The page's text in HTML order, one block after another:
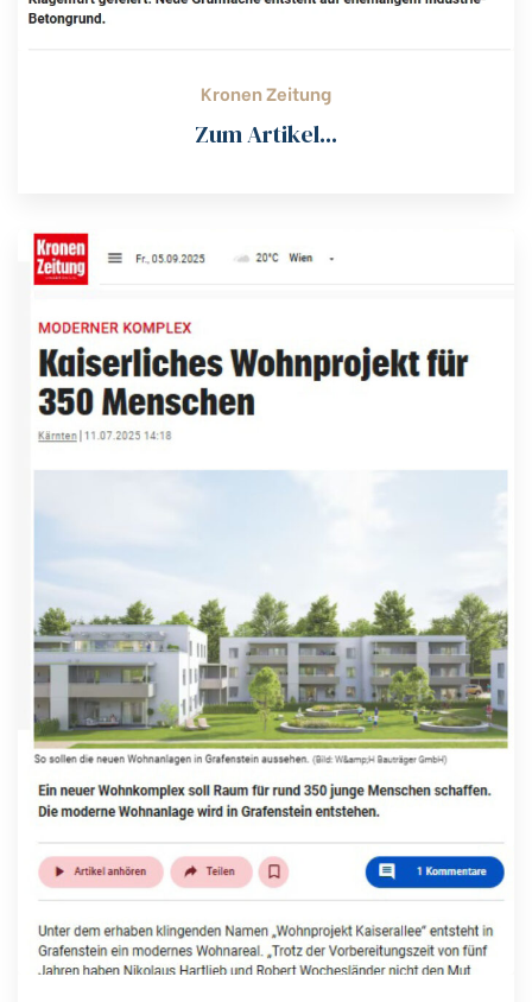
Kronen Zeitung
Zum Artikel...